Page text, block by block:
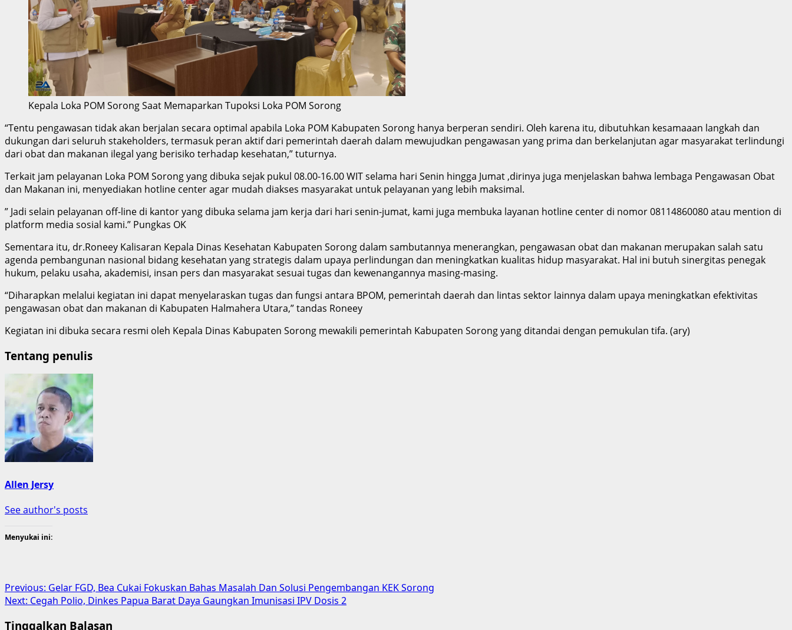
Kepala Loka POM Sorong Saat Memaparkan Tupoksi Loka POM Sorong
“Tentu pengawasan tidak akan berjalan secara optimal apabila Loka POM Kabupaten Sorong hanya berperan sendiri. Oleh karena itu, dibutuhkan kesamaaan langkah dan
dukungan dari seluruh stakeholders, termasuk peran aktif dari pemerintah daerah dalam mewujudkan pengawasan yang prima dan berkelanjutan agar masyarakat terlindungi
dari obat dan makanan ilegal yang berisiko terhadap kesehatan,” tuturnya.
Terkait jam pelayanan Loka POM Sorong yang dibuka sejak pukul 08.00-16.00 WIT selama hari Senin hingga Jumat ,dirinya juga menjelaskan bahwa lembaga Pengawasan Obat
dan Makanan ini, menyediakan hotline center agar mudah diakses masyarakat untuk pelayanan yang lebih maksimal.
” Jadi selain pelayanan off-line di kantor yang dibuka selama jam kerja dari hari senin-jumat, kami juga membuka layanan hotline center di nomor 08114860080 atau mention di
platform media sosial kami.” Pungkas OK
Sementara itu, dr.Roneey Kalisaran Kepala Dinas Kesehatan Kabupaten Sorong dalam sambutannya menerangkan, pengawasan obat dan makanan merupakan salah satu
agenda pembangunan nasional bidang kesehatan yang strategis dalam upaya perlindungan dan meningkatkan kualitas hidup masyarakat. Hal ini butuh sinergitas penegak
hukum, pelaku usaha, akademisi, insan pers dan masyarakat sesuai tugas dan kewenangannya masing-masing.
“Diharapkan melalui kegiatan ini dapat menyelaraskan tugas dan fungsi antara BPOM, pemerintah daerah dan lintas sektor lainnya dalam upaya meningkatkan efektivitas
pengawasan obat dan makanan di Kabupaten Halmahera Utara,” tandas Roneey
Kegiatan ini dibuka secara resmi oleh Kepala Dinas Kabupaten Sorong mewakili pemerintah Kabupaten Sorong yang ditandai dengan pemukulan tifa. (ary)
Tentang penulis
Allen Jersy
See author's posts
Menyukai ini:
Post
navigation
Previous: Gelar FGD, Bea Cukai Fokuskan Bahas Masalah Dan Solusi Pengembangan KEK Sorong
Next: Cegah Polio, Dinkes Papua Barat Daya Gaungkan Imunisasi IPV Dosis 2
Tinggalkan Balasan